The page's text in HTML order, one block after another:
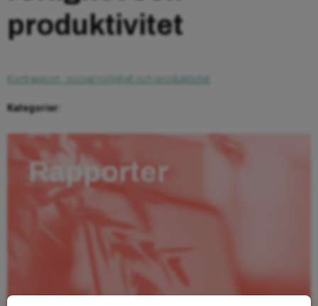
produktivitet
Kortrapport - social rörlighet och produktivitet
Kategorier:
Rapporter